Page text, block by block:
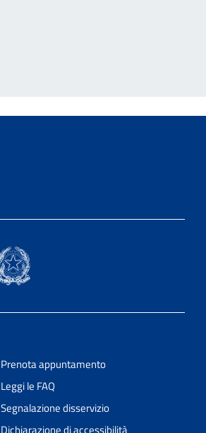
Prenota appuntamento
Leggi le FAQ
Segnalazione disservizio
Dichiarazione di accessibilità